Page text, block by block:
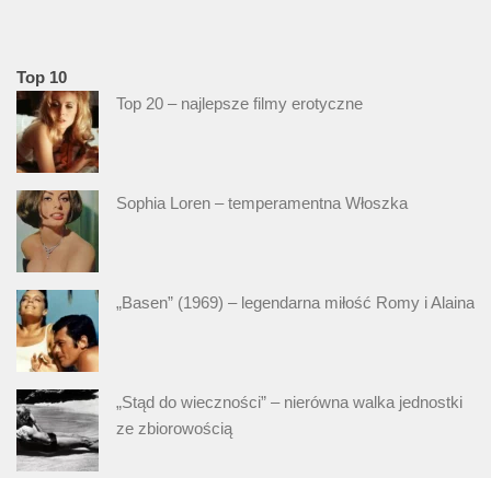
Top 10
Top 20 – najlepsze filmy erotyczne
Sophia Loren – temperamentna Włoszka
„Basen” (1969) – legendarna miłość Romy i Alaina
„Stąd do wieczności” – nierówna walka jednostki
ze zbiorowością